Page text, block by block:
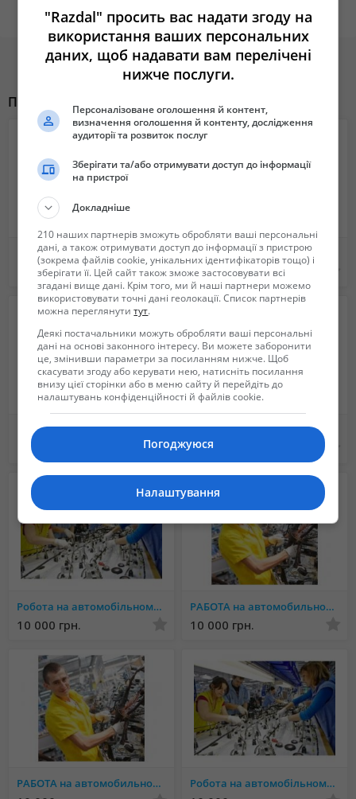
Похожие объявления
Робота на автомобільному заводі YAZAKI в Ужгородi БЕЗ ДОСВІДУ
10 000 грн. 10 000 грн.
Рабочие производственных линий
10 000 грн. Не указана
Робота на автомобільному заводі YAZAKI.Люботин.БЕЗ ДОСВІДУ
10 000 грн.
РАБОТА на автомобильном заводе YAZAKI Краматорск БЕЗ ОПЫТА
10 000 грн.
РАБОТА на автомобильном заводе YAZAKI Купянск БЕЗ ОПЫТА Робота на автомобільному заводі YAZAKI в Ужгородi БЕЗ ДОСВІДУ
"Razdal" просить вас надати згоду на
використання ваших персональних
даних, щоб надавати вам перелічені
нижче послуги.
Персоналізоване оголошення й контент,
визначення оголошення й контенту, дослідження
аудиторії та розвиток послуг
Зберігати та/або отримувати доступ до інформації
на пристрої
Докладніше
210 наших партнерів зможуть обробляти ваші персональні
дані, а також отримувати доступ до інформації з пристрою
(зокрема файлів cookie, унікальних ідентифікаторів тощо) і
зберігати її. Цей сайт також зможе застосовувати всі
згадані вище дані. Крім того, ми й наші партнери можемо
використовувати точні дані геолокації. Список партнерів
можна переглянутитут.
Деякі постачальники можуть обробляти ваші персональні
дані на основі законного інтересу. Ви можете заборонити
це, змінивши параметри за посиланням нижче. Щоб
скасувати згоду або керувати нею, натисніть посилання
внизу цієї сторінки або в меню сайту й перейдіть до
налаштувань конфіденційності й файлів cookie.
Погоджуюся
Налаштування